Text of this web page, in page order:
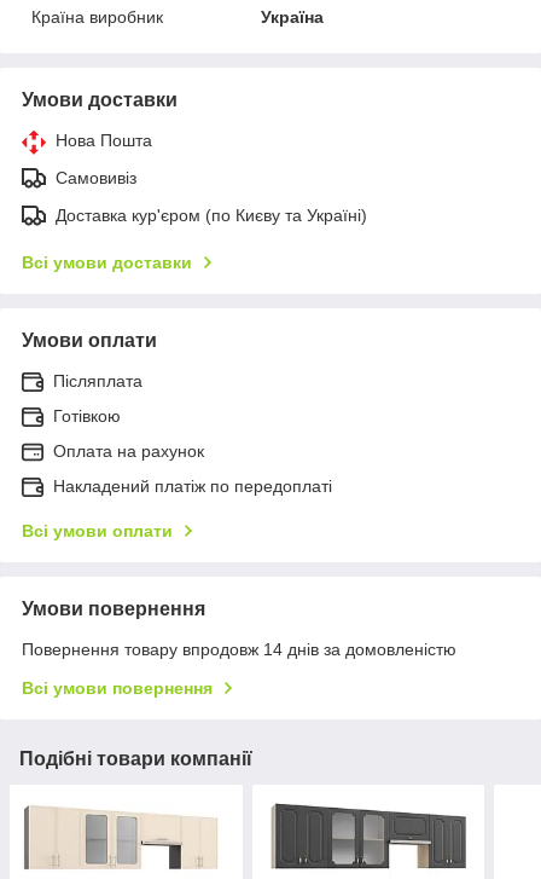
Країна виробник
Україна
Умови доставки
Нова Пошта
Самовивіз
Доставка кур'єром (по Києву та Україні)
Всі умови доставки
Умови оплати
Післяплата
Готівкою
Оплата на рахунок
Накладений платіж по передоплаті
Всі умови оплати
Умови повернення
Повернення товару впродовж 14 днів за домовленістю
Всі умови повернення
Подібні товари компанії